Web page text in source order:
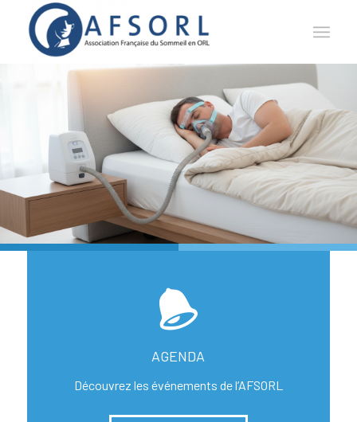
AGENDA
Découvrez les événements de l’AFSORL